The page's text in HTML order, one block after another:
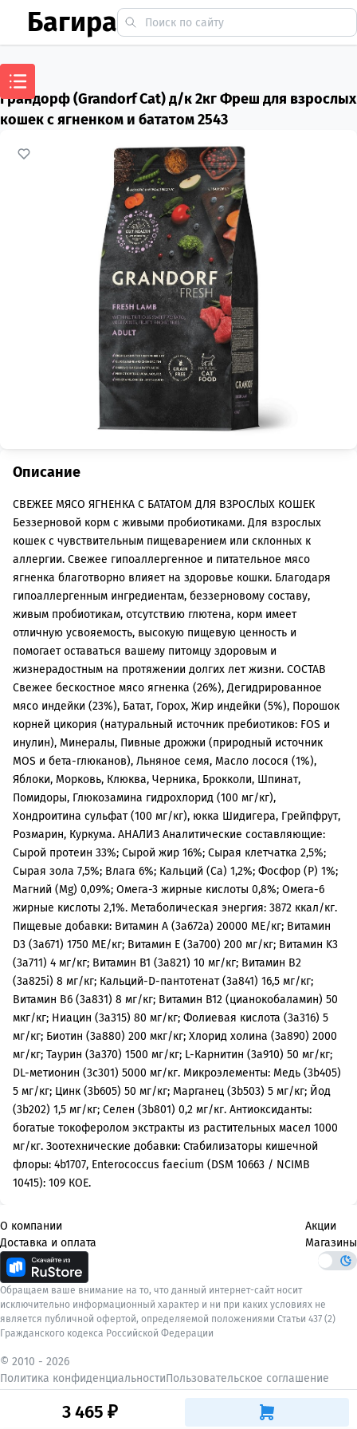
Багира
Грандорф (Grandorf Cat) д/к 2кг Фреш для взрослых
кошек с ягненком и бататом 2543
3 465 ₽
Описание
СВЕЖЕЕ МЯСО ЯГНЕНКА С БАТАТОМ ДЛЯ ВЗРОСЛЫХ КОШЕК
Беззерновой корм с живыми пробиотиками. Для взрослых
кошек с чувствительным пищеварением или склонных к
аллергии. Свежее гипоаллергенное и питательное мясо
ягненка благотворно влияет на здоровье кошки. Благодаря
гипоаллергенным ингредиентам, беззерновому составу,
живым пробиотикам, отсутствию глютена, корм имеет
отличную усвояемость, высокую пищевую ценность и
помогает оставаться вашему питомцу здоровым и
жизнерадостным на протяжении долгих лет жизни. СОСТАВ
Свежее бескостное мясо ягненка (26%), Дегидрированное
мясо индейки (23%), Батат, Горох, Жир индейки (5%), Порошок
корней цикория (натуральный источник пребиотиков: FOS и
инулин), Минералы, Пивные дрожжи (природный источник
MOS и бета-глюканов), Льняное семя, Масло лосося (1%),
Яблоки, Морковь, Клюква, Черника, Брокколи, Шпинат,
Помидоры, Глюкозамина гидрохлорид (100 мг/кг),
Хондроитина сульфат (100 мг/кг), юкка Шидигера, Грейпфрут,
Розмарин, Куркума. АНАЛИЗ Аналитические составляющие:
Сырой протеин 33%; Сырой жир 16%; Сырая клетчатка 2,5%;
Сырая зола 7,5%; Влага 6%; Кальций (Са) 1,2%; Фосфор (P) 1%;
Магний (Mg) 0,09%; Омега-3 жирные кислоты 0,8%; Омега-6
жирные кислоты 2,1%. Метаболическая энергия: 3872 ккал/кг.
Пищевые добавки: Витамин A (3a672a) 20000 МЕ/кг; Витамин
D3 (3а671) 1750 МЕ/кг; Витамин Е (3а700) 200 мг/кг; Витамин K3
(3a711) 4 мг/кг; Витамин B1 (3a821) 10 мг/кг; Витамин B2
(3a825i) 8 мг/кг; Кальций-D-пантотенат (3a841) 16,5 мг/кг;
Витамин B6 (3a831) 8 мг/кг; Витамин B12 (цианокобаламин) 50
мкг/кг; Ниацин (3a315) 80 мг/кг; Фолиевая кислота (3a316) 5
мг/кг; Биотин (3a880) 200 мкг/кг; Хлорид холина (3a890) 2000
мг/кг; Таурин (3a370) 1500 мг/кг; L-Карнитин (3a910) 50 мг/кг;
DL-метионин (3c301) 5000 мг/кг. Микроэлементы: Медь (3b405)
5 мг/кг; Цинк (3b605) 50 мг/кг; Марганец (3b503) 5 мг/кг; Йод
(3b202) 1,5 мг/кг; Селен (3b801) 0,2 мг/кг. Антиоксиданты:
богатые токоферолом экстракты из растительных масел 1000
мг/кг. Зоотехнические добавки: Стабилизаторы кишечной
флоры: 4b1707, Enterococcus faecium (DSM 10663 / NCIMB
10415): 109 КОЕ.
О компании
Доставка и оплата
Акции
Магазины
Обращаем ваше внимание на то, что данный интернет-сайт носит
исключительно информационный характер и ни при каких условиях не
является публичной офертой, определяемой положениями Статьи 437 (2)
Гражданского кодекса Российской Федерации
© 2010 - 2026
Политика конфиденциальностиПользовательское соглашение